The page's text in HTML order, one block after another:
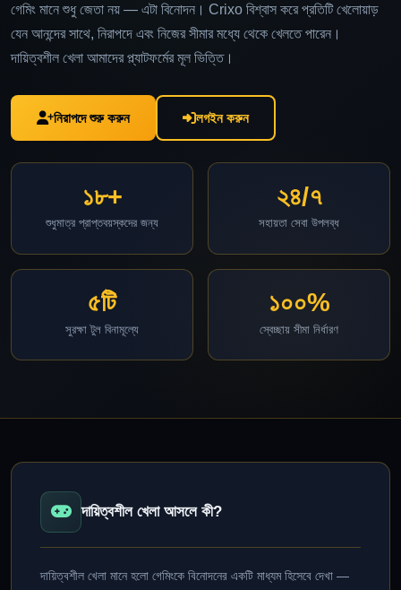
গেমিং মানে শুধু জেতা নয় — এটা বিনোদন। Crixo বিশ্বাস করে প্রতিটি খেলোয়াড়
যেন আনন্দের সাথে, নিরাপদে এবং নিজের সীমার মধ্যে থেকে খেলতে পারেন।
দায়িত্বশীল খেলা আমাদের প্ল্যাটফর্মের মূল ভিত্তি।
নিরাপদে শুরু করুন লগইন করুন
১৮+
শুধুমাত্র প্রাপ্তবয়স্কদের জন্য
২৪/৭
সহায়তা সেবা উপলব্ধ
৫টি
সুরক্ষা টুল বিনামূল্যে
১০০%
স্বেচ্ছায় সীমা নির্ধারণ
দায়িত্বশীল খেলা আসলে কী?
দায়িত্বশীল খেলা মানে হলো গেমিংকে বিনোদনের একটি মাধ্যম হিসেবে দেখা —